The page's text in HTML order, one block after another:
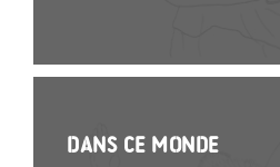
Dans ce monde